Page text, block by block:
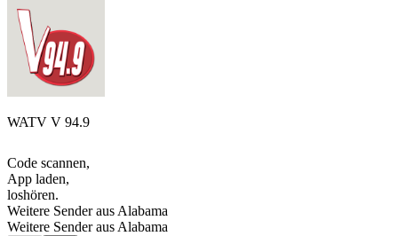
WATV V 94.9
Code scannen,
App laden,
loshören.
Weitere Sender aus Alabama
Weitere Sender aus Alabama